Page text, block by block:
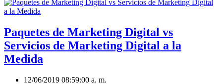
Paquetes de Marketing Digital vs
Servicios de Marketing Digital a la
Medida
12/06/2019 08:59:00 a. m.